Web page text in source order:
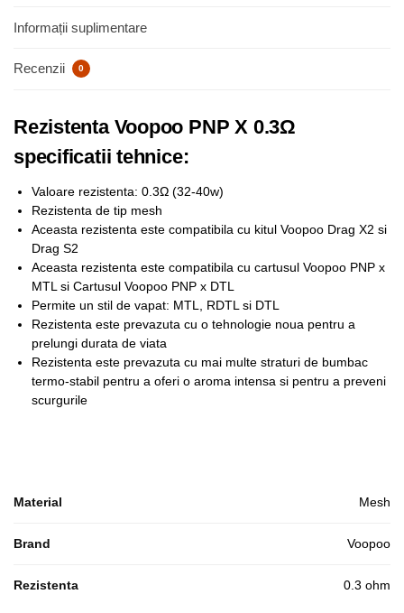
Informații suplimentare
Recenzii 0
Rezistenta Voopoo PNP X 0.3Ω
specificatii tehnice:
Valoare rezistenta: 0.3Ω (32-40w)
Rezistenta de tip mesh
Aceasta rezistenta este compatibila cu kitul Voopoo Drag X2 si
Drag S2
Aceasta rezistenta este compatibila cu cartusul Voopoo PNP x
MTL si Cartusul Voopoo PNP x DTL
Permite un stil de vapat: MTL, RDTL si DTL
Rezistenta este prevazuta cu o tehnologie noua pentru a
prelungi durata de viata
Rezistenta este prevazuta cu mai multe straturi de bumbac
termo-stabil pentru a oferi o aroma intensa si pentru a preveni
scurgurile
Material Mesh
Brand Voopoo
Rezistenta 0.3 ohm